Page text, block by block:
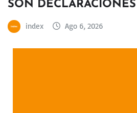
SON
index Ago 6, 2026